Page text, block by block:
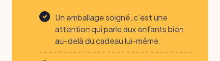
Un emballage soigné, c’est une
attention qui parle aux enfants bien
au-delà du cadeau lui-même.